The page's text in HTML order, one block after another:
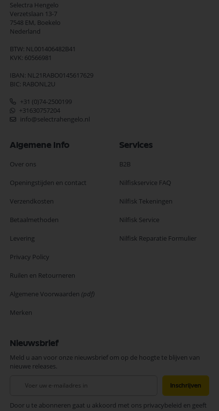
Selectra Hengelo
Verzetslaan 13-7
7548 EM, Boekelo
Nederland
BTW: NL001406482B41
KVK: 60566981
IBAN: NL21RABO0145617629
BIC: RABONL2U
+31 (0)74-2500199
+31630757204
info@selectrahengelo.nl
Algemene Info
Over ons
Openingstijden en contact
Verzendkosten
Betaalmethoden
Levering
Privacy Policy
Ruilen en Retourneren
Algemene Voorwaarden (pdf)
Merken
Services
B2B
Nilfiskservice FAQ
Nilfisk Tekeningen
Nilfisk Service
Nilfisk Reparatie Formulier
Nieuwsbrief
Meld u aan voor onze nieuwsbrief om op de hoogte te blijven van
nieuwe releases.
onze
Inschrijven
Door u te abonneren gaat u akkoord met ons privacybeleid en geeft